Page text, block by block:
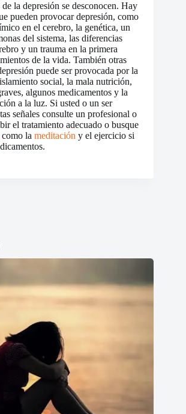
de la depresión se desconocen. Hay
pueden provocar depresión, como
en el cerebro, la genética, un
del sistema, las diferencias
y un trauma en la primera
de la vida. También otras
puede ser provocada por la
social, la mala nutrición,
algunos medicamentos y la
a la luz. Si usted o un ser
señales consulte un profesional o
el tratamiento adecuado o busque
como la meditación y el ejercicio si